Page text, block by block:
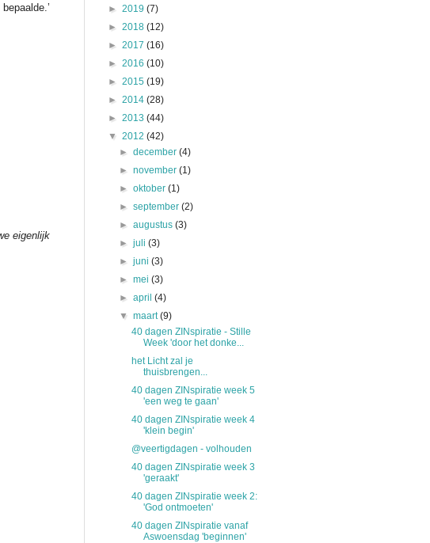
eigenlijk
► 2019 (7)
► 2018 (12)
► 2017 (16)
► 2016 (10)
► 2015 (19)
► 2014 (28)
► 2013 (44)
▼ 2012 (42)
►december(4)
►november(1)
►oktober(1)
►september(2)
►augustus(3)
►juli(3)
►juni(3)
►mei(3)
►april(4)
▼maart(9)
40 dagen ZINspiratie - Stille
Week 'door het donke...
het Licht zal je
thuisbrengen...
40 dagen ZINspiratie week 5
'een weg te gaan'
40 dagen ZINspiratie week 4
'klein begin'
@veertigdagen - volhouden
40 dagen ZINspiratie week 3
'geraakt'
40 dagen ZINspiratie week 2:
'God ontmoeten'
40 dagen ZINspiratie vanaf
Aswoensdag 'beginnen'